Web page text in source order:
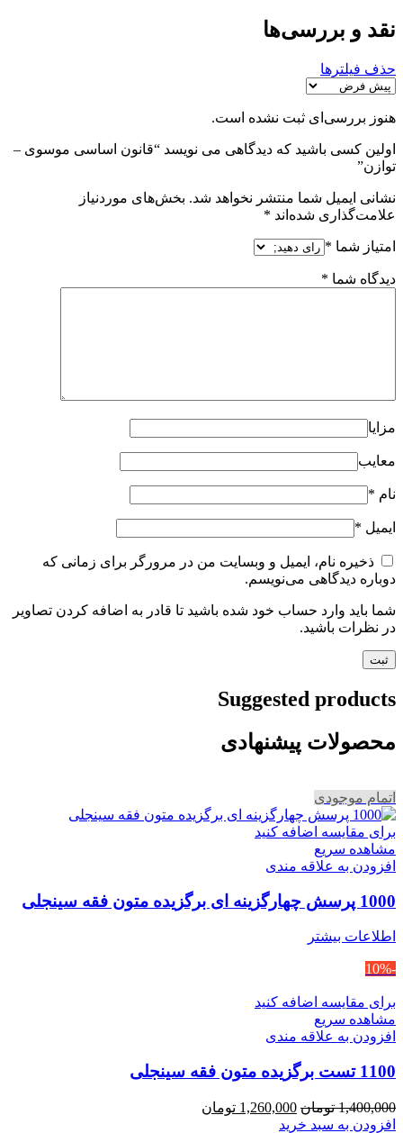
نقد و بررسی‌ها
حذف فیلترها
هنوز بررسی‌ای ثبت نشده است.
اولین کسی باشید که دیدگاهی می نویسد “قانون اساسی موسوی –
توازن”
نشانی ایمیل شما منتشر نخواهد شد. بخش‌های موردنیاز
علامت‌گذاری شده‌اند *
امتیاز شما *
دیدگاه شما *
مزایا
معایب
نام *
ایمیل *
ذخیره نام، ایمیل و وبسایت من در مرورگر برای زمانی که
دوباره دیدگاهی می‌نویسم.
شما باید وارد حساب خود شده باشید تا قادر به اضافه کردن تصاویر
در نظرات باشید.
Suggested products
محصولات پیشنهادی
اتمام موجودی
برای مقایسه اضافه کنید
مشاهده سریع
افزودن به علاقه مندی
1000 پرسش چهارگزینه ای برگزیده متون فقه سینجلی
اطلاعات بیشتر
-10%
برای مقایسه اضافه کنید
مشاهده سریع
افزودن به علاقه مندی
1100 تست برگزیده متون فقه سینجلی
1,400,000 تومان قیمت
اصلی
1,260,000 تومان
افزودن به سبد خرید